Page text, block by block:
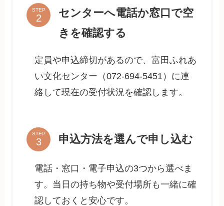
STEP
センターへ電話か窓口で空
きを確認する
定員や申込締切があるので、富田ふれあ
い文化センター（072-694-5451）に連
絡して現在の受付状況を確認します。
STEP 申込方法を選んで申し込む
電話・窓口・電子申込の3つから選べま
す。当日の持ち物や受付場所も一緒に確
認しておくと安心です。